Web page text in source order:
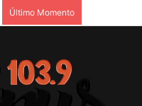
Último Momento